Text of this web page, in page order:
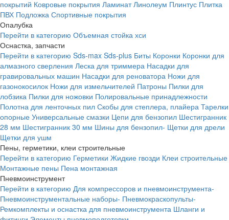
покрытий Ковровые покрытия Ламинат Линолеум Плинтус Плитка
ПВХ Подложка Спортивные покрытия
Опалубка
Перейти в категорию Объемная стойка хси
Оснастка, запчасти
Перейти в категорию Sds-max Sds-plus Биты Коронки Коронки для
алмазного сверления Леска для триммера Насадки для
гравировальных машин Насадки для реноватора Ножи для
газонокосилок Ножи для измельчителей Патроны Пилки для
лобзика Пилки для ножовки Полировальные принадлежности
Полотна для ленточных пил Скобы для степлера, плайера Тарелки
опорные Универсальные смазки Цепи для бензопил Шестигранник
28 мм Шестигранник 30 мм Шины для бензопил- Щетки для дрели
Щетки для ушм
Пены, герметики, клеи строительные
Перейти в категорию Герметики Жидкие гвозди Клеи строительные
Монтажные пены Пена монтажная
Пневмоинструмент
Перейти в категорию Для компрессоров и пневмоинструмента-
Пневмоинструментальные наборы- Пневмокраскопульты-
Ремкомплекты и оснастка для пневмоинструмента Шланги и